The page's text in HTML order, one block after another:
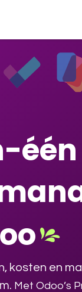
één
kosten en
Met Odoo’s